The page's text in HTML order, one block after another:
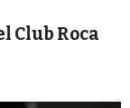
Club Roca